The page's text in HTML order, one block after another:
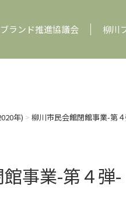
ランド推進協議会 柳川
年) > 柳川市民会館閉館事業-第
事業-第４弾